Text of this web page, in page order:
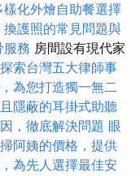
樣化外燴自助餐選擇
換護照的常見問題與
服務 房間設有現代家
探索台灣五大律師事
為您打造獨一無二
隱蔽的耳掛式助聽
，徹底解決問題 眼
阿姨的價格，提供
為先人選擇最佳安